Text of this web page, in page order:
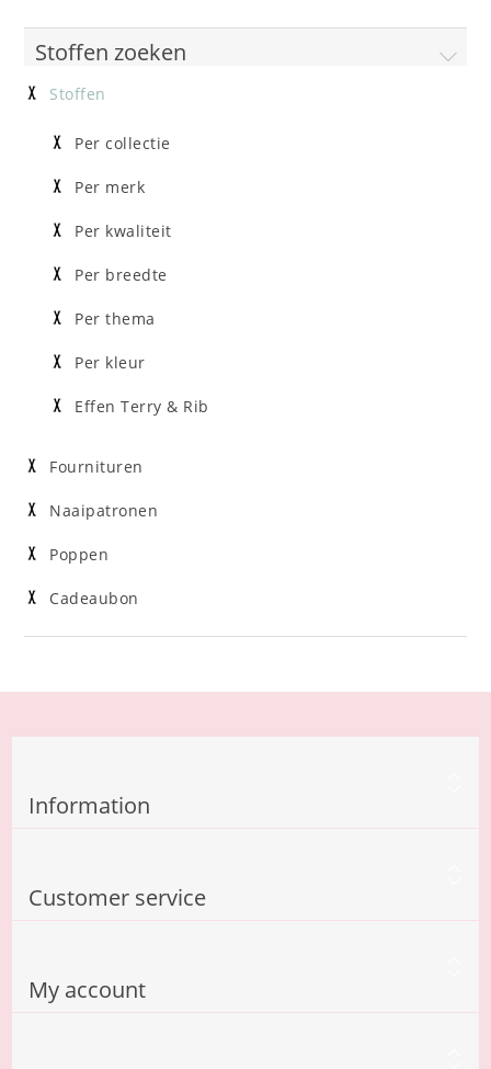
Stoffen zoeken
Stoffen
Per collectie
Per merk
Per kwaliteit
Per breedte
Per thema
Per kleur
Effen Terry & Rib
Fournituren
Naaipatronen
Poppen
Cadeaubon
Information
Customer service
My account